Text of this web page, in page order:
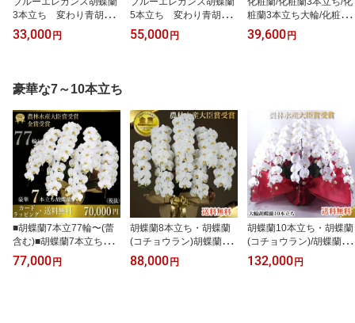
3本立ち 変わり青胡蝶
蘭 ブルー胡蝶蘭 胡蝶
蘭3本立ち/開店祝い/還暦
祝い花・開店祝い・お祝
い花・お供え花・【_包
装選択】 竣工式落成
式 お歳暮株主総会はな
やか松浦園芸正月
33,000 円
5本立ち 変わり青胡蝶
蘭 ブルー胡蝶蘭 胡蝶
蘭5本立ち/開店祝い/還暦
装選択】02P06May15
竣工式落成式 お歳暮株
主総会はなやか松浦園芸
正月
55,000 円
粧蘭3本立ち大輪/化粧蘭
プラチナ(ケショウラン)/
スマステ/ 竣工式落成
39,600 円
豪華な7～10本立ち
■胡蝶蘭7本立77輪〜(蕾
含む)■胡蝶蘭7本立ち・
胡蝶蘭(コチョウラン)胡
蝶蘭7本立ち大輪/開店祝
77,000 円
胡蝶蘭8本立ち・胡蝶蘭
(コチョウラン)胡蝶蘭8本
立ち大輪/開店祝い/還暦
祝い/お祝い・胡蝶蘭 8本
88,000 円
胡蝶蘭10本立ち・胡蝶蘭
(コチョウラン)/胡蝶蘭
10本立ち大輪/開店祝い/
還暦祝い/お祝い・胡蝶蘭
132,000 円